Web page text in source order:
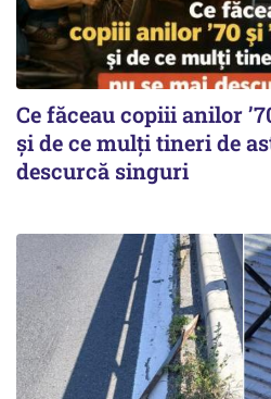
Ce făceau copiii anilor
și de ce mulți tineri de
descurcă singuri